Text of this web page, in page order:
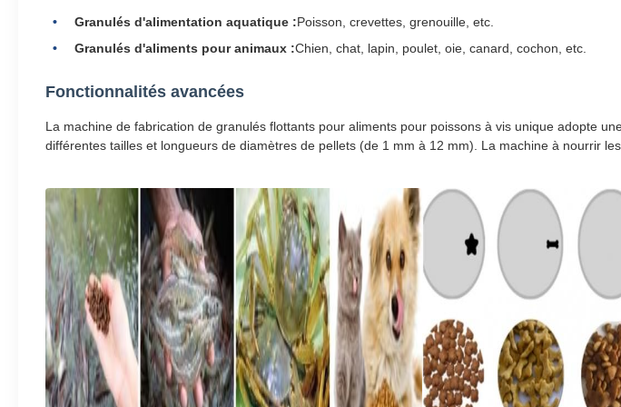
Granulés d'alimentation aquatique :Poisson, crevettes, grenouille, etc.
Granulés d'aliments pour animaux :Chien, chat, lapin, poulet, oie, canard, cochon, etc.
Fonctionnalités avancées
La machine de fabrication de granulés flottants pour aliments pour poissons à vis unique adopte
différentes tailles et longueurs de diamètres de pellets (de 1 mm à 12 mm). La machine à nourrir